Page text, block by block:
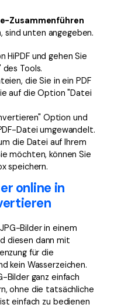
Zusammenführen
sind unten angegeben.
HiPDF und gehen Sie
des Tools.
die Sie in ein PDF
auf die Option "Datei
Option und
Datei umgewandelt.
die Datei auf Ihrem
möchten, können Sie
speichern.
online in
Bilder in einem
diesen dann mit
für die
kein Wasserzeichen.
Bilder ganz einfach
ohne die tatsächliche
einfach zu bedienen